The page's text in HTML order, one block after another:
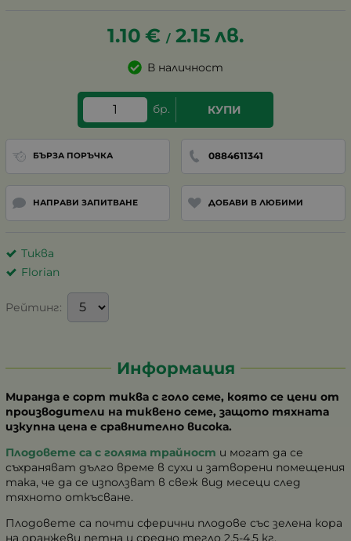
1.10 € / 2.15 лв.
В наличност
бр. КУПИ
БЪРЗА ПОРЪЧКА 0884611341
НАПРАВИ ЗАПИТВАНЕ ДОБАВИ В ЛЮБИМИ
Тиква
Florian
Рейтинг:
Информация
Миранда е сорт тиква с голо семе, която се цени от
производители на тиквено семе, защото тяхната
изкупна цена е сравнително висока.
Плодовете са с голяма трайност и могат да се
съхраняват дълго време в сухи и затворени помещения
така, че да се използват в свеж вид месеци след
тяхното откъсване.
Плодовете са почти сферични плодове със зелена кора
на оранжеви петна и средно тегло 2,5-4,5 кг.